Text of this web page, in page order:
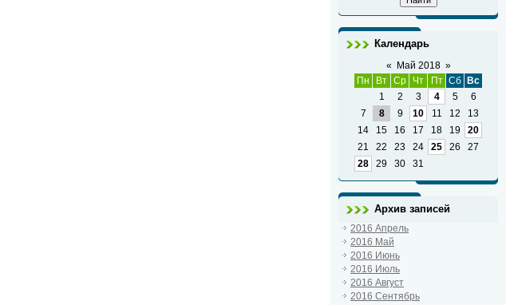
Календарь
« Май 2018 »
Пн
Вт Ср Чт Пт Сб
Вс
1
2 3 4 5
6
7
8 9 10 11 12
13
14
15 16 17 18 19
20
21
22 23 24 25 26
27
28
29 30 31
Архив записей
2016 Апрель
2016 Май
2016 Июнь
2016 Июль
2016 Август
2016 Сентябрь